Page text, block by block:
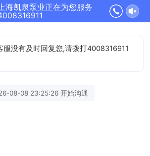
海凯泉泵业正在为您服务
服没有及时回复您,请拨打4008316911
08-08 23:25:26 开始沟通